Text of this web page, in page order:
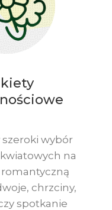
wybór
na
romantyczną
chrzciny,
spotkanie